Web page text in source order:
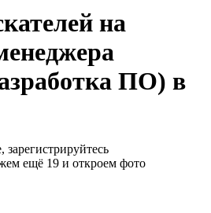
на
ПО) в
ещё 19 и откроем фото